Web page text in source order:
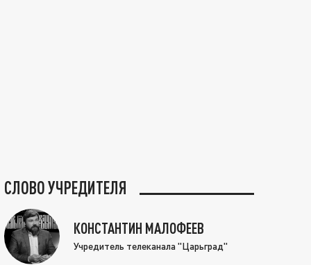
СЛОВО УЧРЕДИТЕЛЯ
КОНСТАНТИН МАЛОФЕЕВ
Учредитель телеканала "Царьград"